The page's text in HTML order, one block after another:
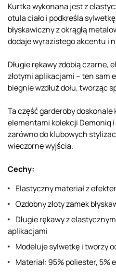
Kurtka wykonana jest z
otula ciało i podkreśla
błyskawiczny z okrągłą
dodaje wyrazistego akcentu i
Długie rękawy zdobią czarne,
złotymi aplikacjami – ten sam
biegnie wzdłuż dołu, tworząc
Ta część garderoby
elementami kolekcji Demoniq
zarówno do klubowych
wieczorne wyjścia.
Cechy:
Elastyczny materiał z
Ozdobny złoty zamek
Długie rękawy z
aplikacjami
Modeluje sylwetkę i tworzy
Materiał: 95% poliester, 5%